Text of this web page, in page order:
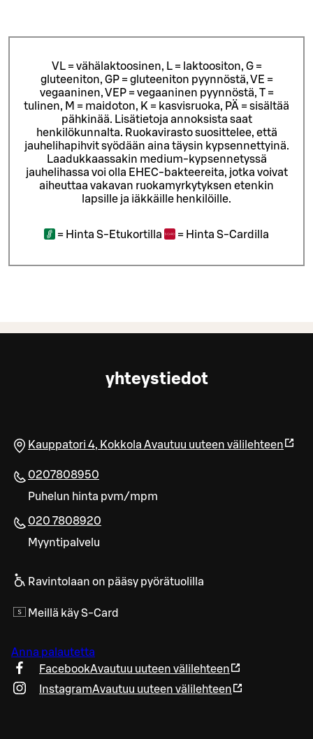
VL = vähälaktoosinen, L = laktoositon, G =
gluteeniton, GP = gluteeniton pyynnöstä, VE =
vegaaninen, VEP = vegaaninen pyynnöstä, T =
tulinen, M = maidoton, K = kasvisruoka, PÄ = sisältää
pähkinää. Lisätietoja annoksista saat
henkilökunnalta. Ruokavirasto suosittelee, että
jauhelihapihvit syödään aina täysin kypsennettyinä.
Laadukkaassakin medium-kypsennetyssä
jauhelihassa voi olla EHEC-bakteereita, jotka voivat
aiheuttaa vakavan ruokamyrkytyksen etenkin
lapsille ja iäkkäille henkilöille.
= Hinta S-Etukortilla = Hinta S-Cardilla
yhteystiedot
Kauppatori 4, Kokkola Avautuu uuteen välilehteen
0207808950
Puhelun hinta pvm/mpm
020 7808920
Myyntipalvelu
Ravintolaan on pääsy pyörätuolilla
Meillä käy S-Card
Anna palautetta
FacebookAvautuu uuteen välilehteen
InstagramAvautuu uuteen välilehteen